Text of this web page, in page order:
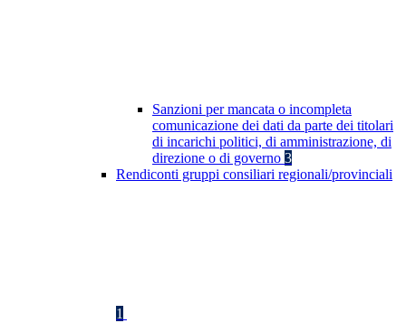
Sanzioni per mancata o incompleta
comunicazione dei dati da parte dei titolari
di incarichi politici, di amministrazione, di
direzione o di governo 3
Rendiconti gruppi consiliari regionali/provinciali
1